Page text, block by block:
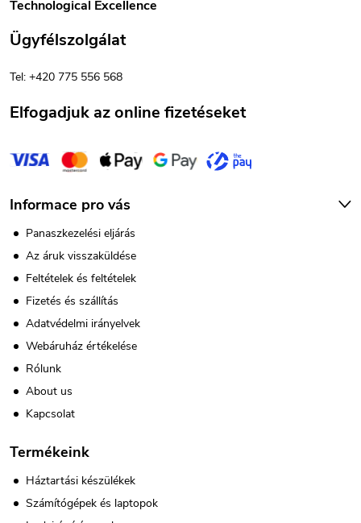
á
s
e
l
e
m
e
i
é
c
Technological Excellence
Ügyfélszolgálat
Tel: +420 775 556 568
Elfogadjuk az online fizetéseket
Informace pro vás
Panaszkezelési eljárás
Az áruk visszaküldése
Feltételek és feltételek
Fizetés és szállítás
Adatvédelmi irányelvek
Webáruház értékelése
Rólunk
About us
Kapcsolat
Termékeink
Háztartási készülékek
Számítógépek és laptopok